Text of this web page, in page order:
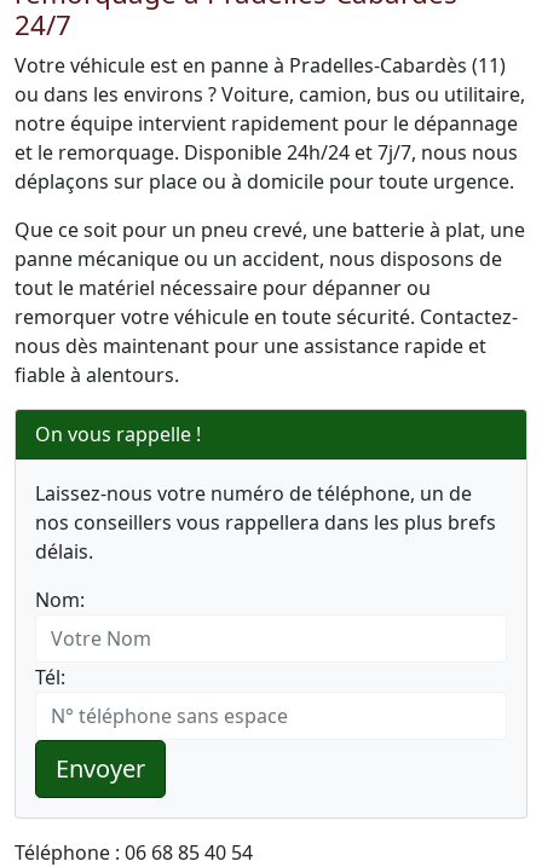
24/7
Votre véhicule est en panne à Pradelles-Cabardès (11)
ou dans les environs ? Voiture, camion, bus ou utilitaire,
notre équipe intervient rapidement pour le dépannage
et le remorquage. Disponible 24h/24 et 7j/7, nous nous
déplaçons sur place ou à domicile pour toute urgence.
Que ce soit pour un pneu crevé, une batterie à plat, une
panne mécanique ou un accident, nous disposons de
tout le matériel nécessaire pour dépanner ou
remorquer votre véhicule en toute sécurité. Contactez-
nous dès maintenant pour une assistance rapide et
fiable à alentours.
On vous rappelle !
Laissez-nous votre numéro de téléphone, un de
nos conseillers vous rappellera dans les plus brefs
délais.
Nom:
Tél:
Envoyer
Téléphone : 06 68 85 40 54